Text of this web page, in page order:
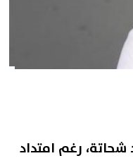
رغم امتداد